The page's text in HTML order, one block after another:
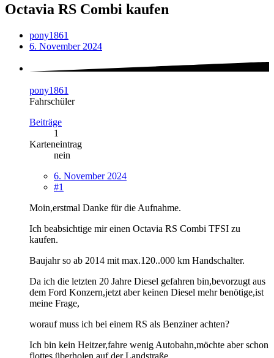
Octavia RS Combi kaufen
pony1861
6. November 2024
pony1861
Fahrschüler
Beiträge
1
Karteneintrag
nein
6. November 2024
#1
Moin,erstmal Danke für die Aufnahme.
Ich beabsichtige mir einen Octavia RS Combi TFSI zu
kaufen.
Baujahr so ab 2014 mit max.120..000 km Handschalter.
Da ich die letzten 20 Jahre Diesel gefahren bin,bevorzugt aus
dem Ford Konzern,jetzt aber keinen Diesel mehr benötige,ist
meine Frage,
worauf muss ich bei einem RS als Benziner achten?
Ich bin kein Heitzer,fahre wenig Autobahn,möchte aber schon
flottes überholen auf der Landstraße.